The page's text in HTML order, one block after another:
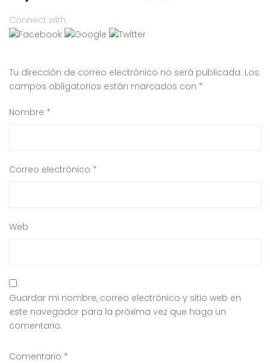
Connect with:
Tu dirección de correo electrónico no será publicada. Los
campos obligatorios están marcados con *
Nombre *
Correo electrónico *
Web
Guardar mi nombre, correo electrónico y sitio web en
este navegador para la próxima vez que haga un
comentario.
Comentario *